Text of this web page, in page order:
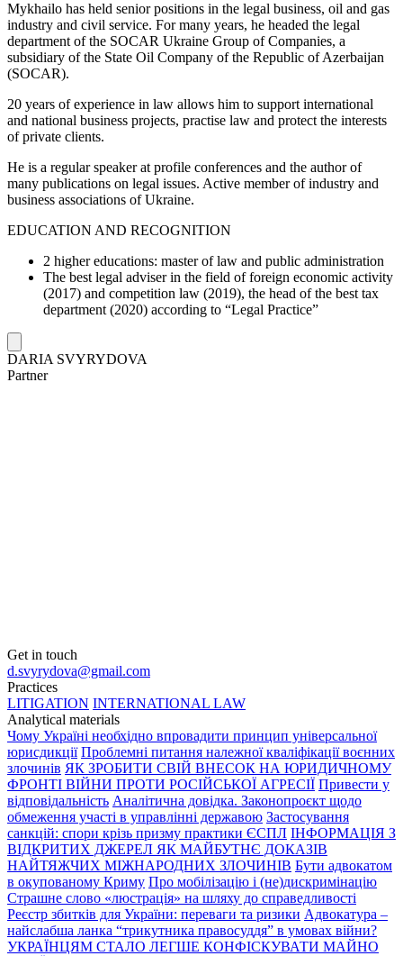
Mykhailo has held senior positions in the legal business, oil and gas
industry and civil service. For many years, he headed the legal
department of the SOCAR Ukraine Group of Companies, a
subsidiary of the State Oil Company of the Republic of Azerbaijan
(SOCAR).
20 years of experience in law allows him to support international
and national business projects, practise law and protect the interests
of private clients.
He is a regular speaker at profile conferences and the author of
many publications on legal issues. Active member of industry and
business associations of Ukraine.
EDUCATION AND RECOGNITION
2 higher educations: master of law and public administration
The best legal adviser in the field of foreign economic activity
(2017) and competition law (2019), the head of the best tax
department (2020) according to “Legal Practice”
DARIA SVYRYDOVA
Partner
Get in touch
d.svyrydova@gmail.com
Practices
LITIGATION INTERNATIONAL LAW
Analytical materials
Чому Україні необхідно впровадити принцип універсальної
юрисдикції Проблемні питання належної кваліфікації воєнних
злочинів ЯК ЗРОБИТИ СВІЙ ВНЕСОК НА ЮРИДИЧНОМУ
ФРОНТІ ВІЙНИ ПРОТИ РОСІЙСЬКОЇ АГРЕСІЇ Привести у
відповідальність Аналітична довідка. Законопроєкт щодо
обмеження участі в управлінні державою Застосування
санкцій: спори крізь призму практики ЄСПЛ ІНФОРМАЦІЯ З
ВІДКРИТИХ ДЖЕРЕЛ ЯК МАЙБУТНЄ ДОКАЗІВ
НАЙТЯЖЧИХ МІЖНАРОДНИХ ЗЛОЧИНІВ Бути адвокатом
в окупованому Криму Про мобілізацію і (не)дискримінацію
Страшне слово «люстрація» на шляху до справедливості
Реєстр збитків для України: переваги та ризики Адвокатура –
найслабша ланка “трикутника правосуддя” в умовах війни?
УКРАЇНЦЯМ СТАЛО ЛЕГШЕ КОНФІСКУВАТИ МАЙНО